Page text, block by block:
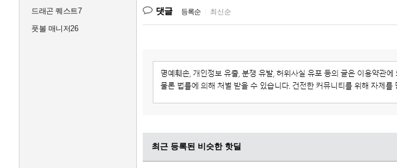
드래곤 퀘스트7
풋볼 매니저26
댓글 등록순 최신순
최근 등록된 비슷한 핫딜